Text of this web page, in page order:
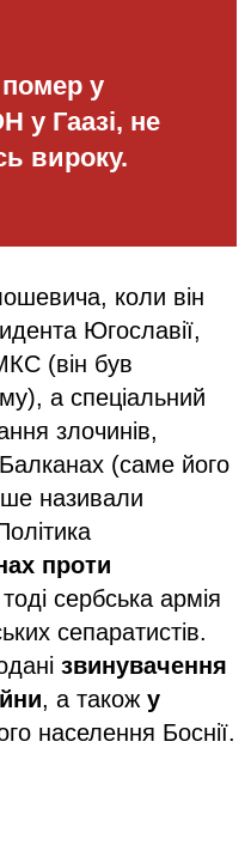
у
у Гаазі, не
вироку.
коли він
Югославії,
(він був
а спеціальний
злочинів,
(саме його
називали
проти
сербська армія
сепаратистів.
звинувачення
, а також у
населення Боснії.